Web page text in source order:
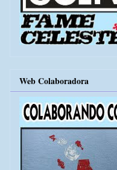
Web Colaboradora